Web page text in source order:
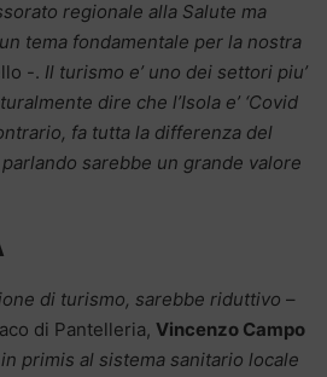
regionale alla Salute ma
tema fondamentale per la nostra
-. Il turismo e’ uno dei settori piu’
dire che l’Isola e’ ‘Covid
fa tutta la differenza del
sarebbe un grande valore
di turismo, sarebbe riduttivo –
di Pantelleria, Vincenzo Campo
primis al sistema sanitario locale